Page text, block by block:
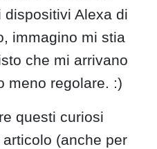
dispositivi Alexa di
immagino mi stia
che mi arrivano
meno regolare. :)
questi curiosi
(anche per